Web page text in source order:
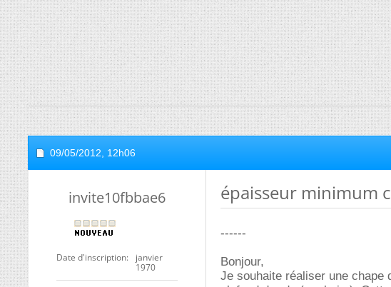
09/05/2012, 12h06
invite10fbbae6
Date d'inscription
janvier
1970
épaisseur minimum
------
Bonjour,
Je souhaite réaliser une chape